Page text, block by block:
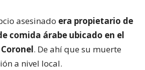
asesinado era propietario de
comida árabe ubicado en el
. De ahí que su muerte
a nivel local.